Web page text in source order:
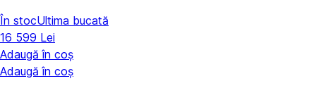
În stocUltima bucată
16 599 Lei
Adaugă în coș
Adaugă în coș